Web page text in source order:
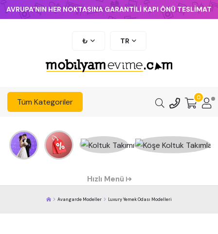
AVRUPA'NIN HER NOKTASINA GARANTİLİ KAPI ÖNÜ TESLİMAT
₺ TR
Tüm Kategoriler 0
Hızlı Menü
Avangarde Modeller Luxury Yemek Odası Modelleri